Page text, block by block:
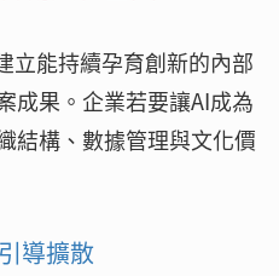
立能持續孕育創新的內部
成果。企業若要讓AI成為
結構、數據管理與文化價
導擴散